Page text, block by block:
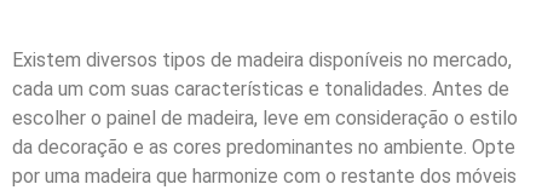
Existem diversos tipos de madeira disponíveis no mercado,
cada um com suas características e tonalidades. Antes de
escolher o painel de madeira, leve em consideração o estilo
da decoração e as cores predominantes no ambiente. Opte
por uma madeira que harmonize com o restante dos móveis